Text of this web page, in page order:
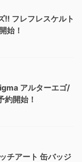
!! フレフレスケルト
始！
アルターエゴ/
約開始！
チアート 缶バッジ